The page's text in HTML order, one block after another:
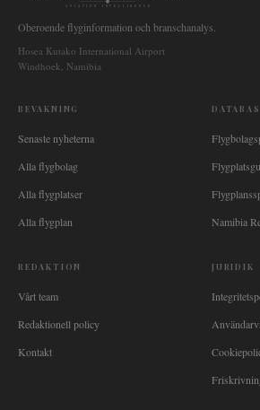
AVIATION INTELLIGENCE
Oberoende flyginformation och branschanalys.
Hosea Kutako International Airport
Windhoek, Namibia
BEVAKNING
Senaste nyheterna
Alla flygbolag
Alla flygplatser
Alla flygplan
DATABAS
Namibia
REDAKTION
Vårt team
Redaktionell policy
Kontakt
JURIDIK